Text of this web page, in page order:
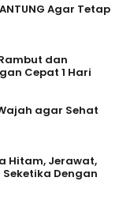
Agar Tetap
dan
Cepat 1 Hari
agar Sehat
Hitam, Jerawat,
Dengan